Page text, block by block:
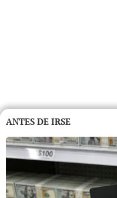
ANTES DE IRSE